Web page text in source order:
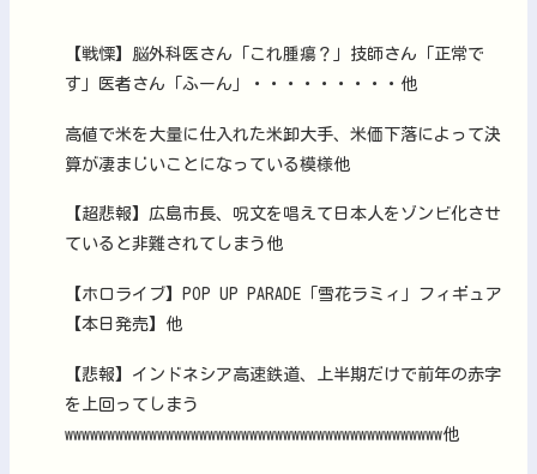
【戦慄】脳外科医さん「これ腫瘍？」技師さん「正常で
す」医者さん「ふーん」・・・・・・・・・他
高値で米を大量に仕入れた米卸大手、米価下落によって決
算が凄まじいことになっている模様他
【超悲報】広島市長、呪文を唱えて日本人をゾンビ化させ
ていると非難されてしまう他
【ホロライブ】POP UP PARADE「雪花ラミィ」フィギュア
【本日発売】他
【悲報】インドネシア高速鉄道、上半期だけで前年の赤字
を上回ってしまう
wwwwwwwwwwwwwwwwwwwwwwwwwwwwwwwwwwwwwwwwwwwww他